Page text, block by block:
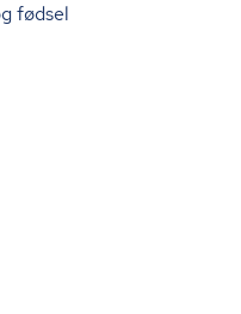
fødsel